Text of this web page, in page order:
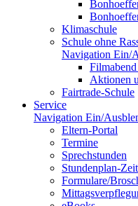
Klimaschule
Schule ohne
Navigation Ein/
Aktionen
Fairtrade-Schule
Service
Navigation Ein/
Eltern-Portal
Termine
Sprechstunden
Stundenplan-
Formulare/